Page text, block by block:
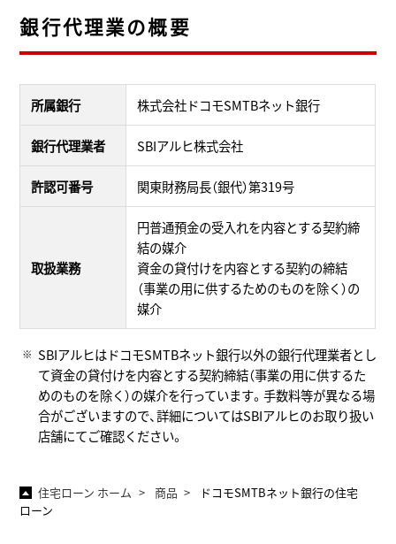
銀行代理業の概要
所属銀行 株式会社ドコモSMTBネット銀行
銀行代理業者 SBIアルヒ株式会社
許認可番号 関東財務局長（銀代）第319号
取扱業務
円普通預金の受入れを内容とする契約締
結の媒介
資金の貸付けを内容とする契約の締結
（事業の用に供するためのものを除く）の
媒介
SBIアルヒはドコモSMTBネット銀行以外の銀行代理業者とし
て資金の貸付けを内容とする契約締結（事業の用に供するた
めのものを除く）の媒介を行っています。手数料等が異なる場
合がございますので、詳細についてはSBIアルヒのお取り扱い
店舗にてご確認ください。
住宅ローン ホーム 商品
ドコモSMTBネット銀行の住宅
ローン